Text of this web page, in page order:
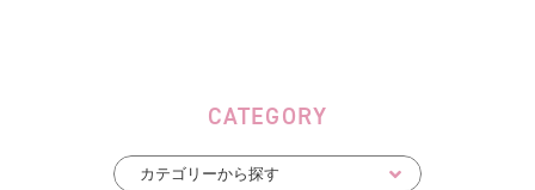
CATEGORY